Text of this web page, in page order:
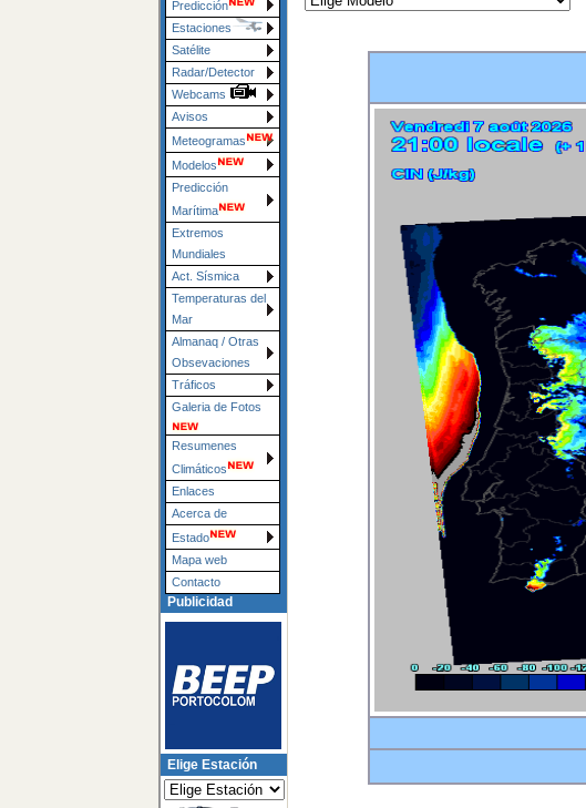
Predicción
Estaciones
Satélite
Radar/Detector
Webcams
Avisos
Meteogramas
Modelos
Predicción
Marítima
Extremos
Mundiales
Act. Sísmica
Temperaturas del
Mar
Almanaq / Otras
Obsevaciones
Tráficos
Galeria de Fotos
Resumenes
Climáticos
Enlaces
Acerca de
Estado
Mapa web
Contacto
Publicidad
Elige Estación